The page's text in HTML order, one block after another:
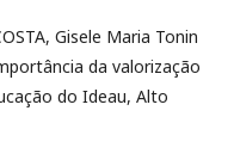
Gisele Maria Tonin
da valorização
do Ideau, Alto